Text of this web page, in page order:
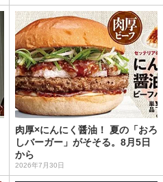
肉厚×にんにく醤油！ 夏の「おろ
しバーガー」がそそる。8月5日
から
2026年7月30日